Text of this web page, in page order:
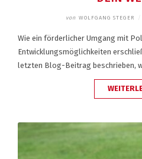
von WOLFGANG STEGER
Wie ein förderlicher Umgang mit
Entwicklungsmöglichkeiten
letzten Blog-Beitrag beschrieben,